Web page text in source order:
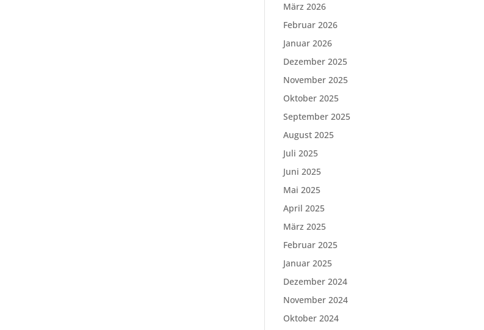
März 2026
Februar 2026
Januar 2026
Dezember 2025
November 2025
Oktober 2025
September 2025
August 2025
Juli 2025
Juni 2025
Mai 2025
April 2025
März 2025
Februar 2025
Januar 2025
Dezember 2024
November 2024
Oktober 2024